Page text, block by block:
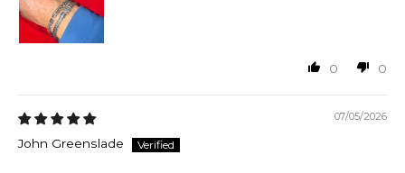
0 0
07/05/2026
John Greenslade